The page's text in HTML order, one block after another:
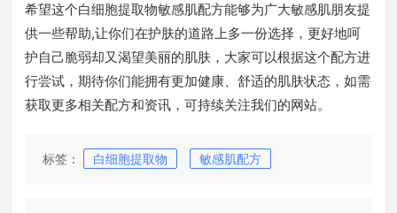
希望这个白细胞提取物敏感肌配方能够为广大敏感肌朋友提
供一些帮助,让你们在护肤的道路上多一份选择，更好地呵
护自己脆弱却又渴望美丽的肌肤，大家可以根据这个配方进
行尝试，期待你们能拥有更加健康、舒适的肌肤状态，如需
获取更多相关配方和资讯，可持续关注我们的网站。
标签： 白细胞提取物 敏感肌配方